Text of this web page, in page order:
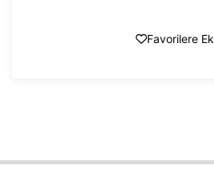
Favorilere